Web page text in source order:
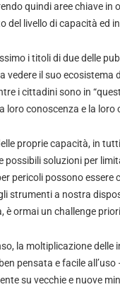
quindi aree chiave in
del livello di capacità ed
i titoli di due delle
vedere il suo ecosistema
i cittadini sono in
loro conoscenza e la
proprie capacità, in
possibili soluzioni per
pericoli possono essere
strumenti a nostra
è ormai un challenge
la moltiplicazione
ben pensata e facile
su vecchie e nuove